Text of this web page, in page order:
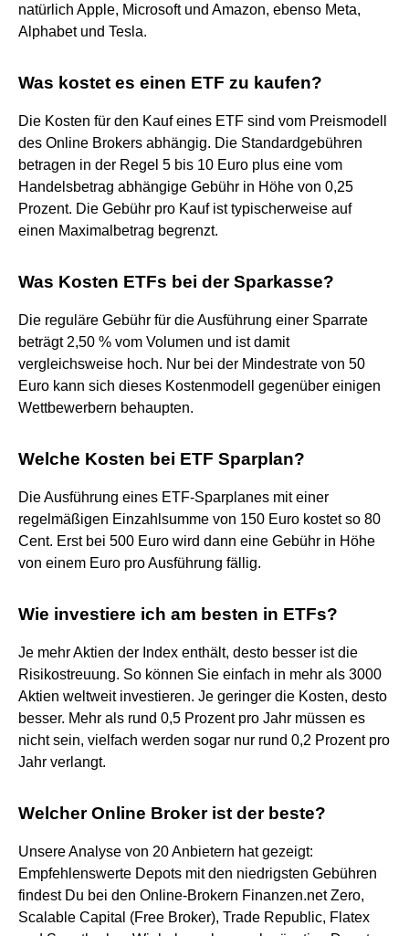
natürlich Apple, Microsoft und Amazon, ebenso Meta,
Alphabet und Tesla.
Was kostet es einen ETF zu kaufen?
Die Kosten für den Kauf eines ETF sind vom Preismodell
des Online Brokers abhängig. Die Standardgebühren
betragen in der Regel 5 bis 10 Euro plus eine vom
Handelsbetrag abhängige Gebühr in Höhe von 0,25
Prozent. Die Gebühr pro Kauf ist typischerweise auf
einen Maximalbetrag begrenzt.
Was Kosten ETFs bei der Sparkasse?
Die reguläre Gebühr für die Ausführung einer Sparrate
beträgt 2,50 % vom Volumen und ist damit
vergleichsweise hoch. Nur bei der Mindestrate von 50
Euro kann sich dieses Kostenmodell gegenüber einigen
Wettbewerbern behaupten.
Welche Kosten bei ETF Sparplan?
Die Ausführung eines ETF-Sparplanes mit einer
regelmäßigen Einzahlsumme von 150 Euro kostet so 80
Cent. Erst bei 500 Euro wird dann eine Gebühr in Höhe
von einem Euro pro Ausführung fällig.
Wie investiere ich am besten in ETFs?
Je mehr Aktien der Index enthält, desto besser ist die
Risikostreuung. So können Sie einfach in mehr als 3000
Aktien weltweit investieren. Je geringer die Kosten, desto
besser. Mehr als rund 0,5 Prozent pro Jahr müssen es
nicht sein, vielfach werden sogar nur rund 0,2 Prozent pro
Jahr verlangt.
Welcher Online Broker ist der beste?
Unsere Analyse von 20 Anbietern hat gezeigt:
Empfehlenswerte Depots mit den niedrigsten Gebühren
findest Du bei den Online-Brokern Finanzen.net Zero,
Scalable Capital (Free Broker), Trade Republic, Flatex